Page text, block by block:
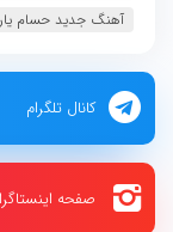
آهنگ جدید حسام
کانال تلگرام
صفحه